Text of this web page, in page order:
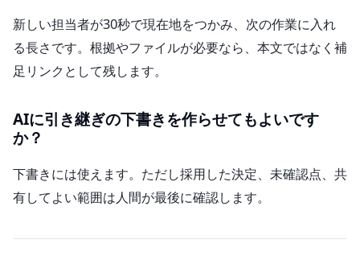
新しい担当者が30秒で現在地をつかみ、次の作業に入れ
る長さです。根拠やファイルが必要なら、本文ではなく補
足リンクとして残します。
AIに引き継ぎの下書きを作らせてもよいです
か？
下書きには使えます。ただし採用した決定、未確認点、共
有してよい範囲は人間が最後に確認します。